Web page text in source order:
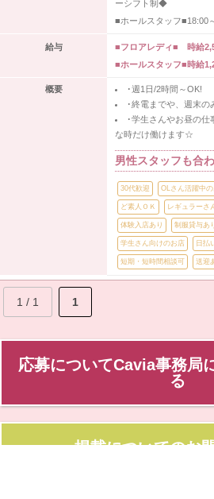
ーシフト制◆
■ホールスタッフ■18:00
給与
■フロアレディ■ 時給
■ホールスタッフ■時給
概要
･週1日/2時間～OK!
･終電までや、週末の
･学生さんやお昼の仕
な時だけ働けます☆
男性スタッフも合
30代歓迎 OLさん活躍中
ど素人ＯＫ レギュラーさ
体験入店あり 制服貸与あ
学生さん向けのお店 日払
短期・短時間相談可 送迎
1 / 1 1
応募についてCavia事務局
る
掲載についてのお